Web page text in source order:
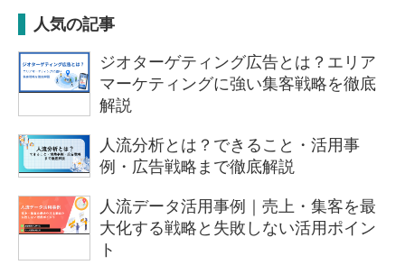
人気の記事
ジオターゲティング広告とは？エリア
マーケティングに強い集客戦略を徹底
解説
人流分析とは？できること・活用事
例・広告戦略まで徹底解説
人流データ活用事例｜売上・集客を最
大化する戦略と失敗しない活用ポイン
ト